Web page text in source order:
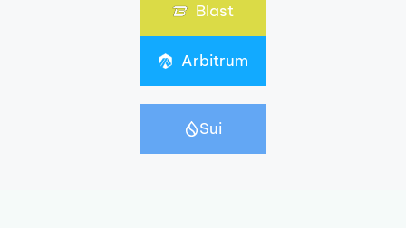
Blast
Arbitrum
Sui